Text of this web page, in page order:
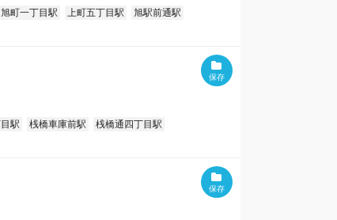
旭町一丁目駅 上町五丁目駅
旭駅前通駅
駅 桟橋車庫前駅
桟橋通四丁目駅